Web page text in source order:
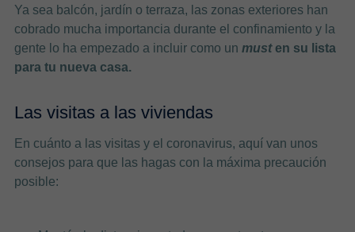
Ya sea balcón, jardín o terraza, las zonas exteriores han
cobrado mucha importancia durante el confinamiento y la
gente lo ha empezado a incluir como un must en su lista
para tu nueva casa.
Las visitas a las viviendas
En cuánto a las visitas y el coronavirus, aquí van unos
consejos para que las hagas con la máxima precaución
posible: